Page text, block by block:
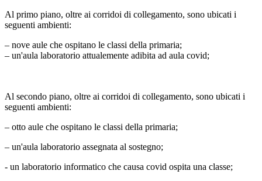
​Al primo piano, oltre ai corridoi di collegamento, sono ubicati i
seguenti ambienti:
– nove aule che ospitano le classi della primaria;
– un'aula laboratorio attualemente adibita ad aula covid;
​Al secondo piano, oltre ai corridoi di collegamento, sono ubicati i
seguenti ambienti:
– otto aule che ospitano le classi della primaria;
– un'aula laboratorio assegnata al sostegno;
- un laboratorio informatico che causa covid ospita una classe;